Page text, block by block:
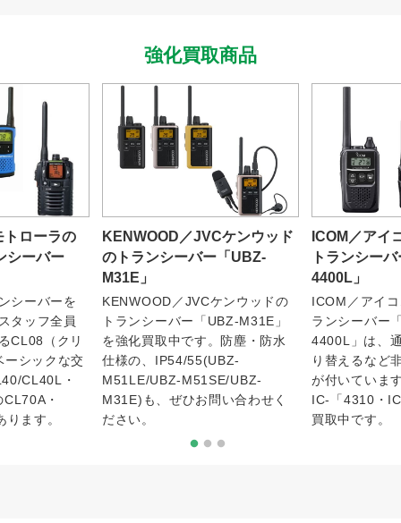
強化買取商品
トローラの
シーバー
シーバーを
タッフ全員
CL08（クリ
ーシックな交
CL40L・
・
ます。
KENWOOD／JVCケンウッド
のトランシーバー「UBZ-
M31E」
KENWOOD／JVCケンウッドの
トランシーバー「UBZ-M31E」
を強化買取中です。防塵・防水
仕様の、IP54/55(UBZ-
M51LE/UBZ-M51SE/UBZ-
M31E)も、ぜひお問い合わせく
ださい。
ICOM／アイ
トランシー
4400L」
ICOM／アイ
ランシーバー
4400L」は、
り替えるなど
が付いていま
IC-「4310・
買取中です。